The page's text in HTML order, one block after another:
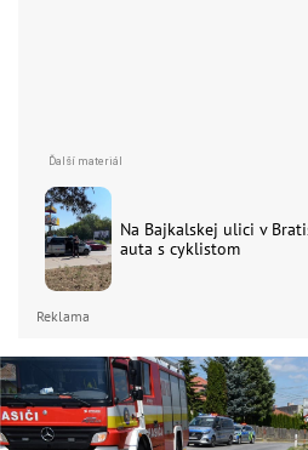
Na Bajkalskej ulici v
auta s cyklistom
Reklama